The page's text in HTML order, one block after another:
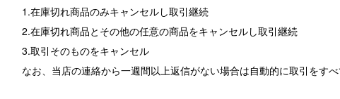
1.在庫切れ商品のみキャンセルし取引継続
2.在庫切れ商品とその他の任意の商品をキャンセルし取引継続
3.取引そのものをキャンセル
なお、当店の連絡から一週間以上返信がない場合は自動的に取引をす